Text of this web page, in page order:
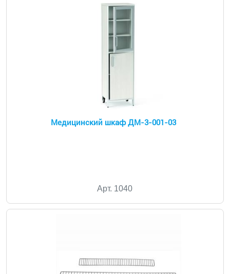
Медицинский шкаф ДМ-3-001-03
Арт. 1040